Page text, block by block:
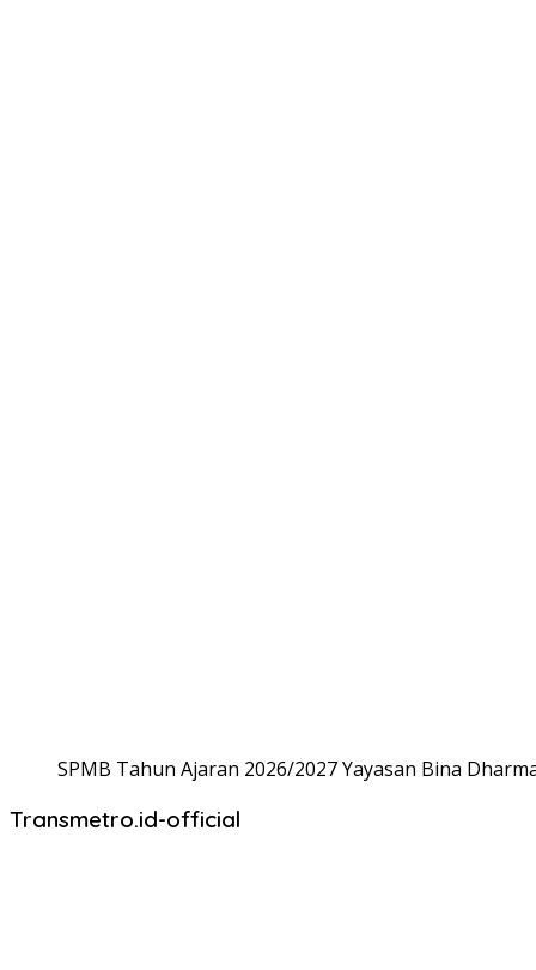
SPMB Tahun Ajaran 2026/2027 Yayasan Bina
Transmetro.id-official